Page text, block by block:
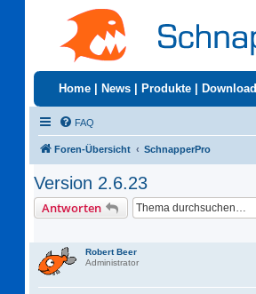
Home News Produkte Download
FAQ
Foren-Übersicht SchnapperPro
Version 2.6.23
Antworten
Robert Beer
Administrator